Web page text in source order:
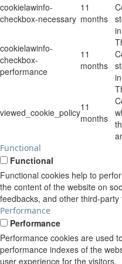
cookielawinfo-
checkbox-necessary
11
months
cookielawinfo-
checkbox-
performance
11
months
viewed_cookie_policy11
months
Functional
Functional
Functional cookies help to
the content of the website on
feedbacks, and other third-party
Performance
Performance
Performance cookies are used
performance indexes of the
user experience for the visitors.